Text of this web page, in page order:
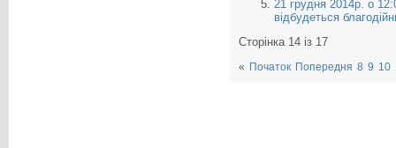
21 грудня 2014р. о
відбудеться
Сторінка 14 із 17
« Початок Попередня 8 9 10